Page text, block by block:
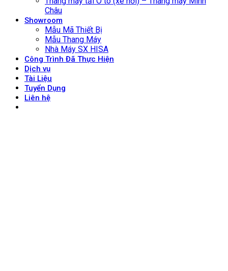
Châu
Showroom
Mẫu Mã Thiết Bị
Mẫu Thang Máy
Nhà Máy SX HISA
Công Trình Đã Thực Hiện
Dịch vụ
Tài Liệu
Tuyển Dụng
Liên hệ